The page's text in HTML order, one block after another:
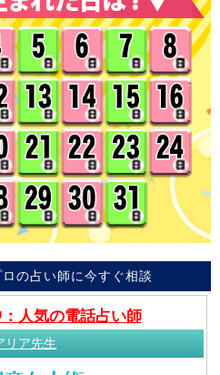
ロの占い師に今すぐ相談
人気の電話占い師
ア先生